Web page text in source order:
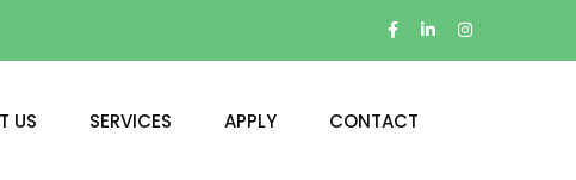
US SERVICES APPLY CONTACT